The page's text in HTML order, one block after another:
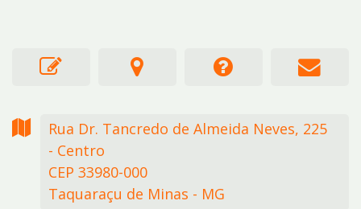
Rua Dr. Tancredo de Almeida Neves, 225
- Centro
CEP 33980-000
Taquaraçu de Minas - MG